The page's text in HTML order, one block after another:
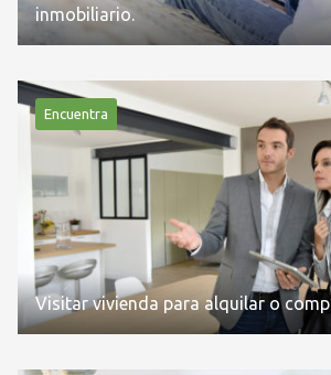
inmobiliario.
Encuentra
Visitar vivienda para alquilar o